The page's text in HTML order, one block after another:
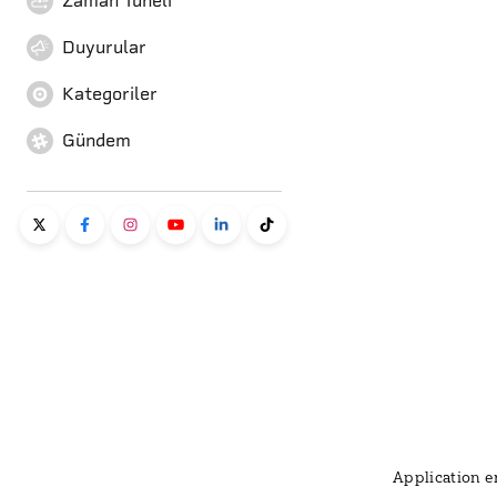
Duyurular
Kategoriler
Gündem
Application